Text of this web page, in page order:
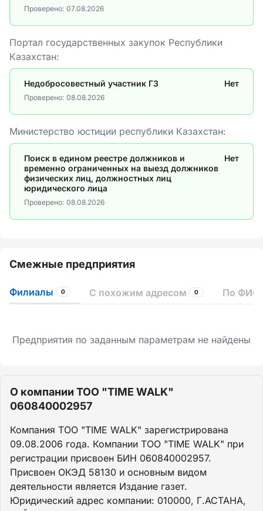
Проверено: 07.08.2026
Портал государственных закупок Республики
Казахстан:
Недобросовестный участник ГЗ Нет
Проверено: 08.08.2026
Министерство юстиции республики Казахстан:
Поиск в едином реестре должников и
временно ограниченных на выезд должников
физических лиц, должностных лиц
юридического лица
Нет
Проверено: 08.08.2026
Смежные предприятия
Филиалы 0 С похожим адресом 0 По ФИО
Предприятия по заданным параметрам не найдены
О компании ТОО "TIME WALK"
060840002957
Компания ТОО "TIME WALK" зарегистрирована
09.08.2006 года. Компании ТОО "TIME WALK" при
регистрации присвоен БИН 060840002957.
Присвоен ОКЭД 58130 и основным видом
деятельности является Издание газет.
Юридический адрес компании: 010000, Г.АСТАНА,